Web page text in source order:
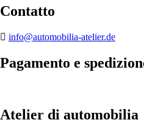
Contatto
info@automobilia-atelier.de
Pagamento e
Atelier di automobilia